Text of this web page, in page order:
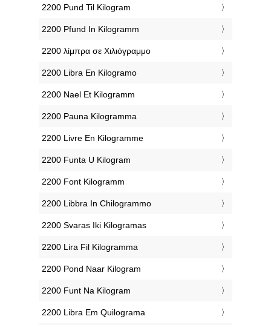
‎2200 Pund Til Kilogram
‎2200 Pfund In Kilogramm
‎2200 λίμπρα σε Χιλιόγραμμο
‎2200 Libra En Kilogramo
‎2200 Nael Et Kilogramm
‎2200 Pauna Kilogramma
‎2200 Livre En Kilogramme
‎2200 Funta U Kilogram
‎2200 Font Kilogramm
‎2200 Libbra In Chilogrammo
‎2200 Svaras Iki Kilogramas
‎2200 Lira Fil Kilogramma
‎2200 Pond Naar Kilogram
‎2200 Funt Na Kilogram
‎2200 Libra Em Quilograma